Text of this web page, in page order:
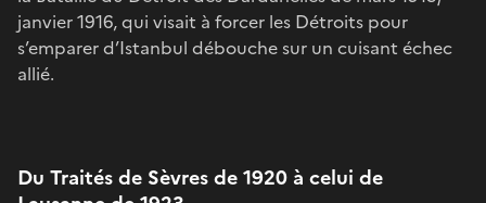
janvier 1916, qui visait à forcer les Détroits pour
s’emparer d’Istanbul débouche sur un cuisant échec
allié.
Du Traités de Sèvres de 1920 à celui de